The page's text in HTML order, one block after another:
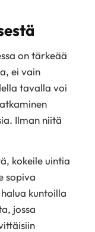
on tärkeää
ei vain
tavalla voi
Ilman niitä
kokeile uintia
sopiva
kuntoilla
jossa